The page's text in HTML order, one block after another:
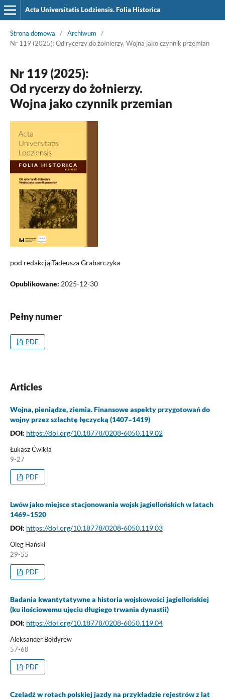
Acta Universitatis Lodziensis. Folia Historica
Strona domowa / Archiwum
/
Nr 119 (2025): Od rycerzy do żołnierzy. Wojna jako czynnik przemian
Nr 119 (2025):
Od rycerzy do żołnierzy.
Wojna jako czynnik przemian
pod redakcją Tadeusza Grabarczyka
Opublikowane: 2025-12-30
Pełny numer
PDF
Articles
Wojna, pieniądze, ziemia. Finansowe aspekty przygotowań do
wojny przez szlachtę łęczycką (1407–1419)
DOI: https://doi.org/10.18778/0208-6050.119.02
Łukasz Ćwikła
9-27
PDF
Lwów jako miejsce stacjonowania wojsk jagiellońskich w latach
1469–1520
DOI: https://doi.org/10.18778/0208-6050.119.03
Oleg Hański
29-55
PDF
Badania kwantytatywne a historia wojskowości jagiellońskiej
(ku ilościowemu ujęciu długiego trwania dynastii)
DOI: https://doi.org/10.18778/0208-6050.119.04
Aleksander Bołdyrew
57-68
PDF
Czeladź w rotach polskiej jazdy na przykładzie rejestrów z lat